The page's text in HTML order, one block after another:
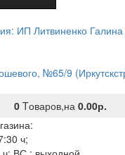
№65/9
0 Tоваров,на 0.00р.
ч;